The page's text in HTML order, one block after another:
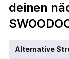
deinen
Alternative